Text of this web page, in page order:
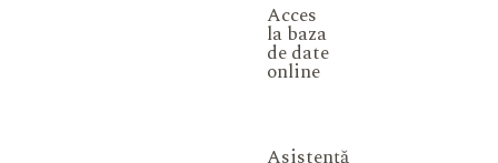
Acces
la baza
de date
online